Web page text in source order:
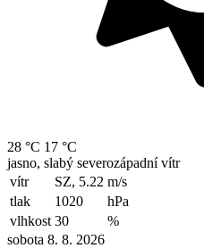
28 °C 17 °C
jasno, slabý severozápadní vítr
vítr
SZ, 5.22 m/s
tlak
1020
hPa
vlhkost 30
%
sobota 8. 8. 2026